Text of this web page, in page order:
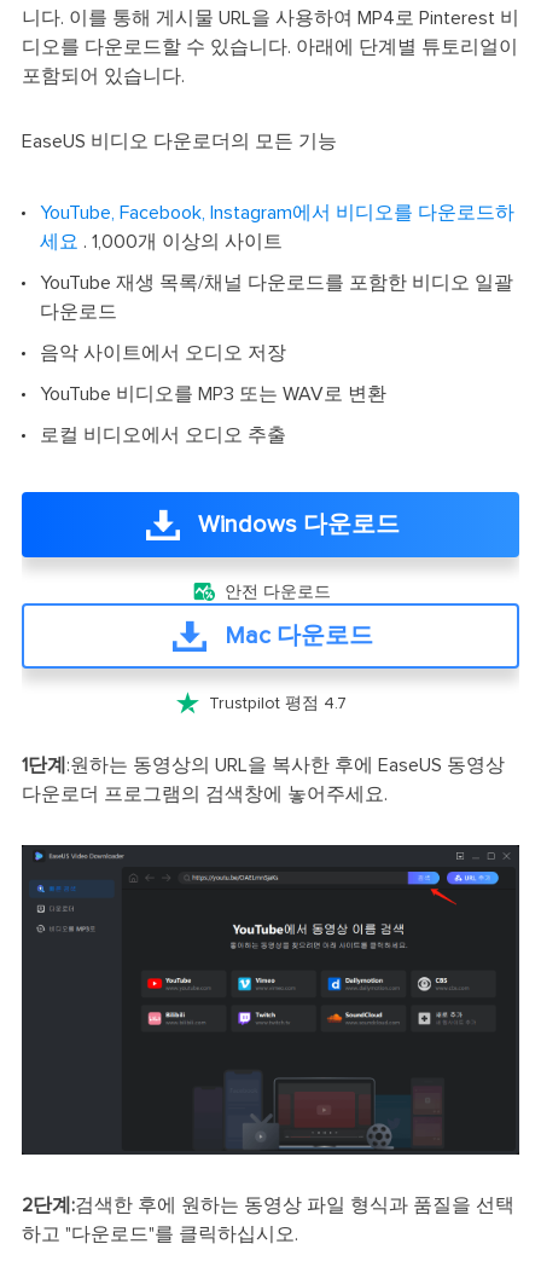
니다. 이를 통해 게시물 URL을 사용하여 MP4로 Pinterest 비
디오를 다운로드할 수 있습니다. 아래에 단계별 튜토리얼이
포함되어 있습니다.
EaseUS 비디오 다운로더의 모든 기능
YouTube, Facebook, Instagram에서 비디오를 다운로드하
세요 . 1,000개 이상의 사이트
YouTube 재생 목록/채널 다운로드를 포함한 비디오 일괄
다운로드
음악 사이트에서 오디오 저장
YouTube 비디오를 MP3 또는 WAV로 변환
로컬 비디오에서 오디오 추출
Windows 다운로드
 안전 다운로드
Mac 다운로드
 Trustpilot 평점 4.7
1단계 :원하는 동영상의 URL을 복사한 후에 EaseUS 동영상
다운로더 프로그램의 검색창에 놓어주세요.
2단계:검색한 후에 원하는 동영상 파일 형식과 품질을 선택
하고 "다운로드"를 클릭하십시오.